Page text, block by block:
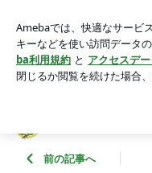
ロジェクトのブログ
アプリをダウンロードして
ょう。
前の記事へ